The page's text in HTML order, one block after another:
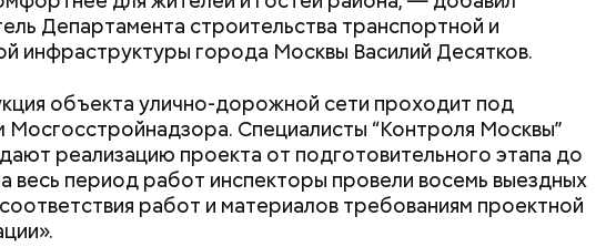
Департамента строительства транспортной и
инфраструктуры города Москвы Василий Десятков.
объекта улично-дорожной сети проходит под
Мосгосстройнадзора. Специалисты “Контроля Москвы”
реализацию проекта от подготовительного этапа до
весь период работ инспекторы провели восемь выездных
работ и материалов требованиям проектной
музыкальными фестивалями прошлого можно назвать
которые были очень популярны в Москве вплоть до
Чаще всего они проходили в важные дни церковного
— на Масленицу, в Пасхальную и Троицкую недели — и
собой грандиозные праздники под открытым небом — с
представлениями. В Москве главной
не получить штраф
рублей от государства при
трудной ситуации: кто может
претендовать и какие нужны
документы